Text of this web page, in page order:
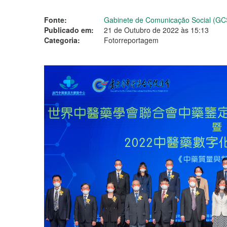
Fonte:
Gabinete de Comunicação Social
Publicado em:
21 de Outubro de 2022 às 15:13
Categoria:
Fotorreportagem